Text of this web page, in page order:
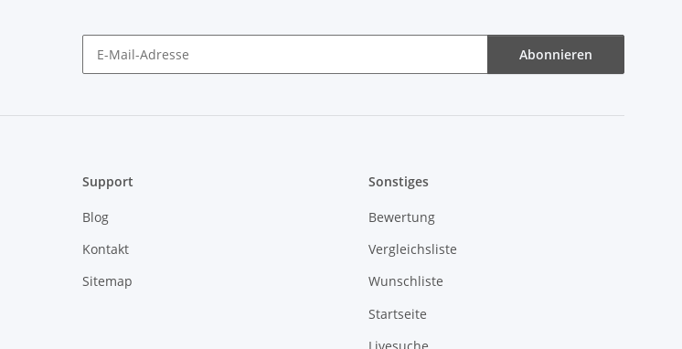
Abonnieren
Support
Blog
Kontakt
Sitemap
Sonstiges
Bewertung
Vergleichsliste
Wunschliste
Startseite